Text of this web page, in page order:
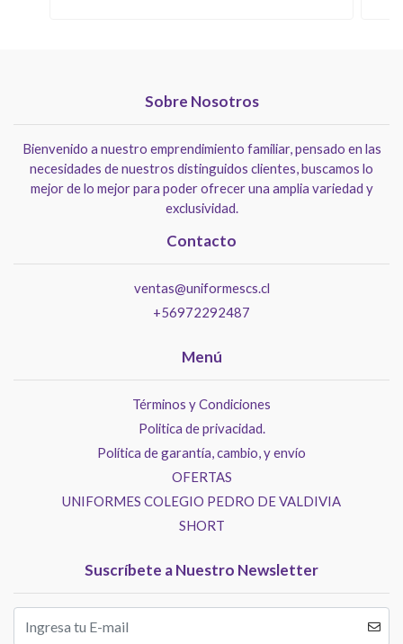
Sobre Nosotros
Bienvenido a nuestro emprendimiento familiar, pensado en las
necesidades de nuestros distinguidos clientes, buscamos lo
mejor de lo mejor para poder ofrecer una amplia variedad y
exclusividad.
Contacto
ventas@uniformescs.cl
+56972292487
Menú
Términos y Condiciones
Politica de privacidad.
Política de garantía, cambio, y envío
OFERTAS
UNIFORMES COLEGIO PEDRO DE VALDIVIA
SHORT
Suscríbete a Nuestro Newsletter